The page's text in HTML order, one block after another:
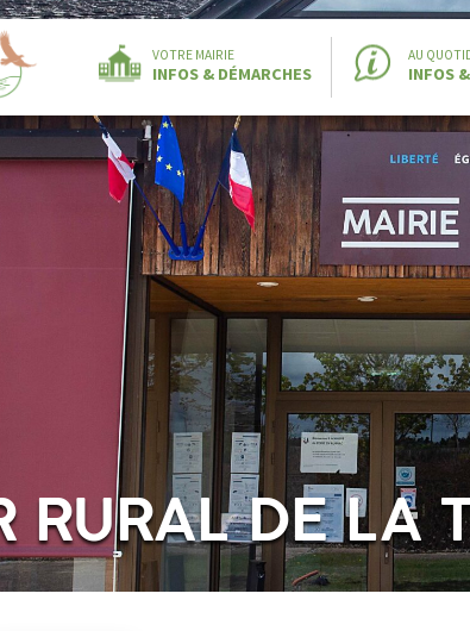
VOTRE MAIRIE
INFOS & DÉMARCHES
AU
INFOS
RURAL DE LA